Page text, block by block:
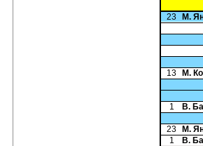
23 М.
13 М.
1 В.
23 М.
1
В.